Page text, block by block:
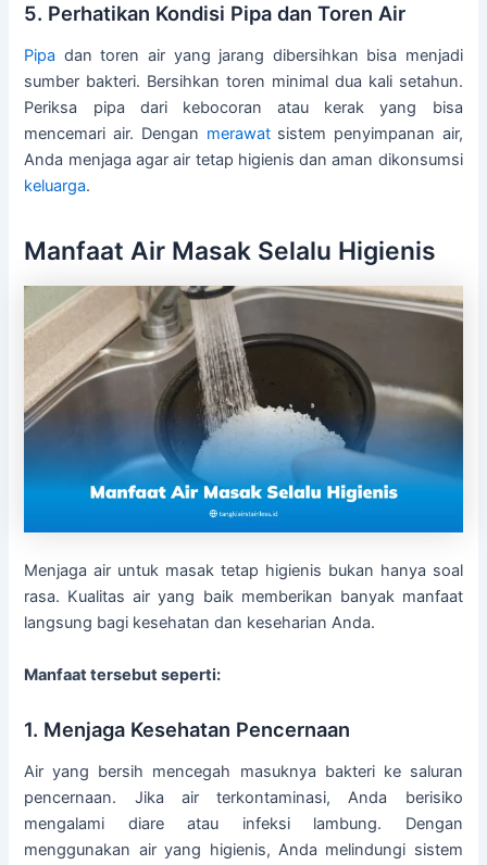
5. Perhatikan Kondisi Pipa dan Toren Air
Pipa dan toren air yang jarang dibersihkan bisa menjadi
sumber bakteri. Bersihkan toren minimal dua kali setahun.
Periksa pipa dari kebocoran atau kerak yang bisa
mencemari air. Dengan merawatsistem penyimpanan air,
Anda menjaga agar air tetap higienis dan aman dikonsumsi
keluarga.
Manfaat Air Masak Selalu Higienis
Menjaga air untuk masak tetap higienis bukan hanya soal
rasa. Kualitas air yang baik memberikan banyak manfaat
langsung bagi kesehatan dan keseharian Anda.
Manfaat tersebut seperti:
1. Menjaga Kesehatan Pencernaan
Air yang bersih mencegah masuknya bakteri ke saluran
pencernaan. Jika air terkontaminasi, Anda berisiko
mengalami diare atau infeksi lambung. Dengan
menggunakan air yang higienis, Anda melindungi sistem